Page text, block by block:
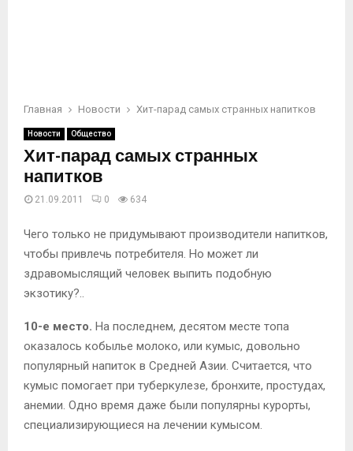
Главная Новости Хит-парад самых странных напитков
Новости Общество
Хит-парад самых странных
напитков
21.09.2011 0 634
Чего только не придумывают производители напитков,
чтобы привлечь потребителя. Но может ли
здравомыслящий человек выпить подобную
экзотику?..
10-е место. На последнем, десятом месте топа
оказалось кобылье молоко, или кумыс, довольно
популярный напиток в Средней Азии. Считается, что
кумыс помогает при туберкулезе, бронхите, простудах,
анемии. Одно время даже были популярны курорты,
специализирующиеся на лечении кумысом.